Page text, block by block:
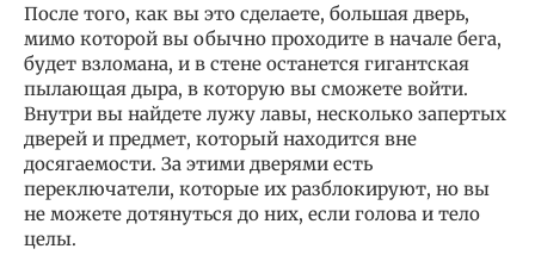
После того, как вы это сделаете, большая дверь,
мимо которой вы обычно проходите в начале бега,
будет взломана, и в стене останется гигантская
пылающая дыра, в которую вы сможете войти.
Внутри вы найдете лужу лавы, несколько запертых
дверей и предмет, который находится вне
досягаемости. За этими дверями есть
переключатели, которые их разблокируют, но вы
не можете дотянуться до них, если голова и тело
целы.